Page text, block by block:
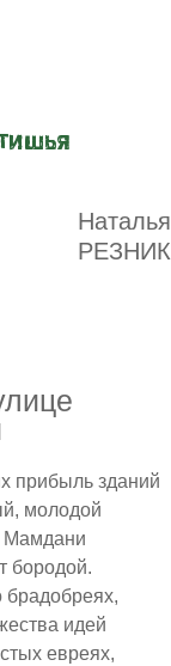
Наталья
РЕЗНИК
прибыль зданий
молодой
Мамдани
бородой.
идей
евреях,